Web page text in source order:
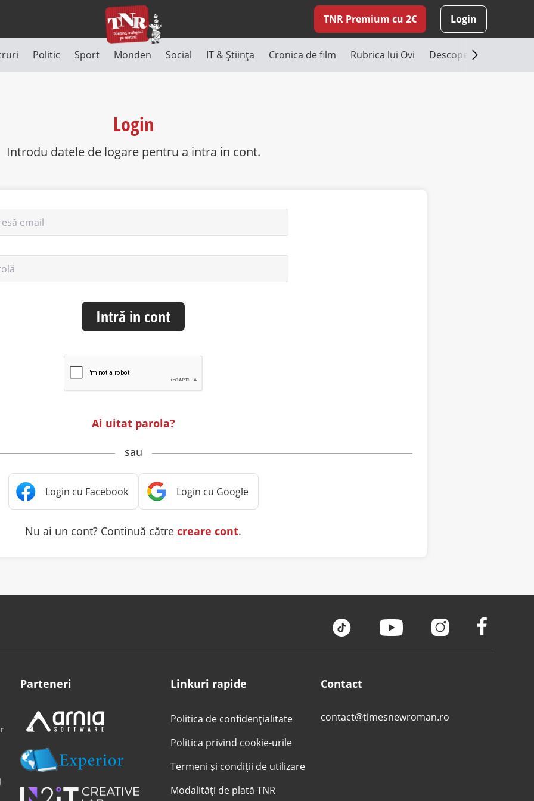
TNR Premium cu 2€ Login
Politic Sport Monden Social IT & Știința Cronica de film Rubrica lui Ovi Descoperă România
Login
Introdu datele de logare pentru a intra in cont.
email
Intră in cont
Ai uitat parola?
sau
Nu ai un cont? Continuă cătrecreare cont.
Parteneri Linkuri rapide
Politica de confidențialitate
Politica privind cookie-urile
Termeni și condiții de utilizare
Modalități de plată TNR
Contact
contact@timesnewroman.ro